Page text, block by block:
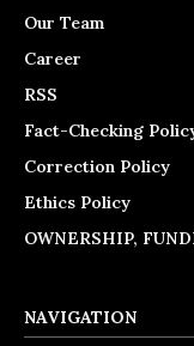
Our Team
Career
RSS
Fact-Checking
Correction Policy
Ethics Policy
OWNERSHIP,
NAVIGATION